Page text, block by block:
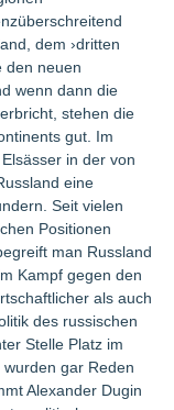
dem ›dritten
den neuen
wenn dann die
stehen die
gut. Im
in der von
eine
Seit vielen
Positionen
man Russland
Kampf gegen den
als auch
des russischen
Stelle Platz im
gar Reden
Alexander Dugin